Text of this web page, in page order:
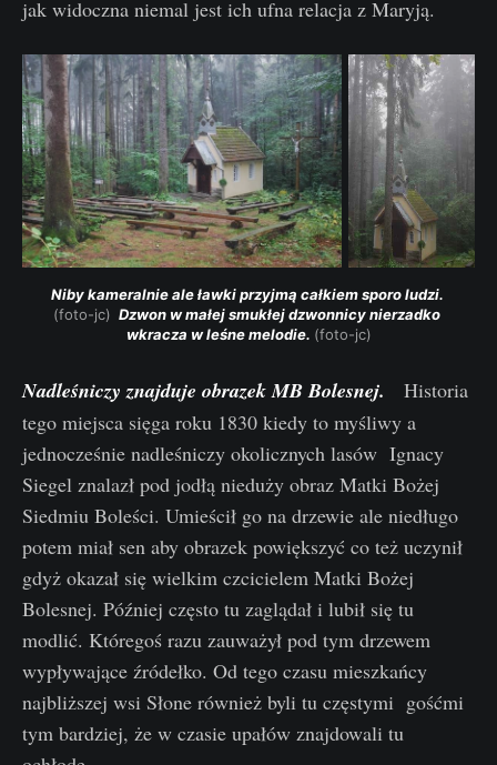
jak widoczna niemal jest ich ufna relacja z Maryją.
(foto-jc) Dzwon w małej smukłej dzwonnicy nierzadko
wkracza w leśne melodie. (foto-jc)
Nadleśniczy znajduje obrazek MB Bolesnej. Historia
tego miejsca sięga roku 1830 kiedy to myśliwy a
jednocześnie nadleśniczy okolicznych lasów Ignacy
Siegel znalazł pod jodłą nieduży obraz Matki Bożej
Siedmiu Boleści. Umieścił go na drzewie ale niedługo
potem miał sen aby obrazek powiększyć co też uczynił
gdyż okazał się wielkim czcicielem Matki Bożej
Bolesnej. Później często tu zaglądał i lubił się tu
modlić. Któregoś razu zauważył pod tym drzewem
wypływające źródełko. Od tego czasu mieszkańcy
najbliższej wsi Słone również byli tu częstymi gośćmi
tym bardziej, że w czasie upałów znajdowali tu